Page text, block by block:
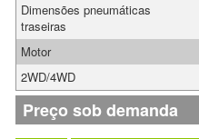
Dimensões pneumáticas
traseiras
Motor
2WD/4WD
Preço sob demanda